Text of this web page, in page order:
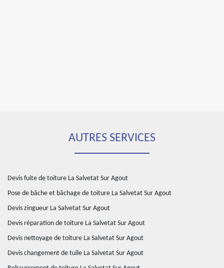
AUTRES SERVICES
Devis fuite de toiture La Salvetat Sur Agout
Pose de bâche et bâchage de toiture La Salvetat Sur Agout
Devis zingueur La Salvetat Sur Agout
Devis réparation de toiture La Salvetat Sur Agout
Devis nettoyage de toiture La Salvetat Sur Agout
Devis changement de tuile La Salvetat Sur Agout